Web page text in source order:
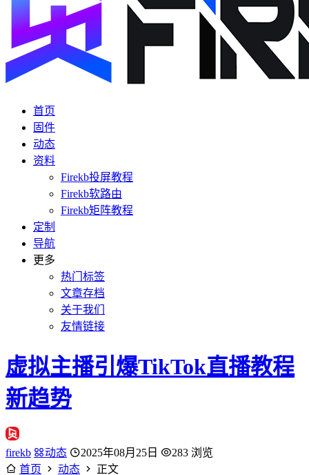
首页
固件
动态
资料
Firekb投屏教程
Firekb软路由
Firekb矩阵教程
定制
导航
更多
热门标签
文章存档
关于我们
友情链接
虚拟主播引爆TikTok直播教程
新趋势
firekb 动态 2025年08月25日
283 浏览
首页
动态
正文